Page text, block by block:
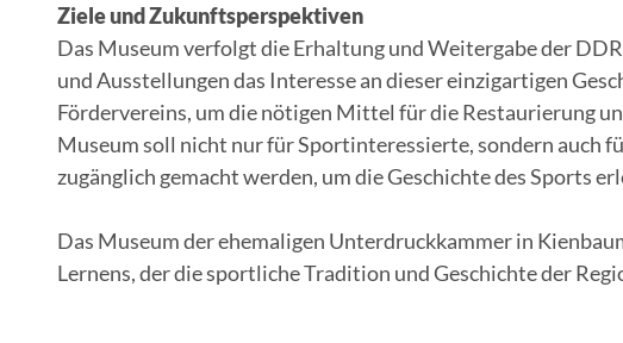
Ziele und Zukunftsperspektiven
Das Museum verfolgt die Erhaltung und Weitergabe der
und Ausstellungen das Interesse an dieser einzigartigen
Fördervereins, um die nötigen Mittel für die Restaurierung
Museum soll nicht nur für Sportinteressierte, sondern auch
zugänglich gemacht werden, um die Geschichte des Sports
Das Museum der ehemaligen Unterdruckkammer in
Lernens, der die sportliche Tradition und Geschichte der